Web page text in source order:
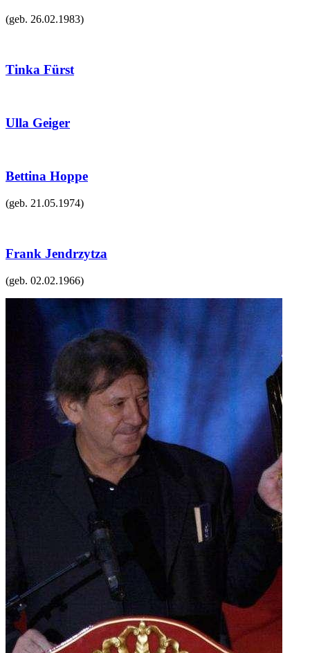
(geb. 26.02.1983)
Tinka Fürst
Ulla Geiger
Bettina Hoppe
(geb. 21.05.1974)
Frank Jendrzytza
(geb. 02.02.1966)